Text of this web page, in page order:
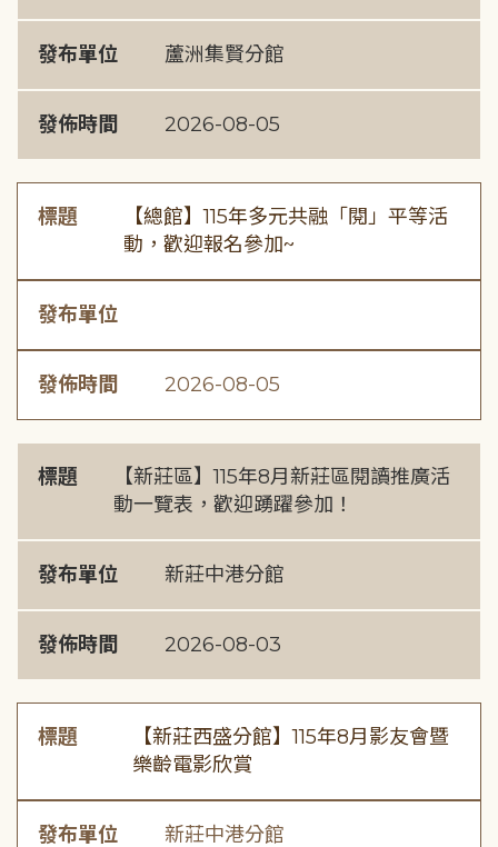
發布單位 蘆洲集賢分館
發佈時間 2026-08-05
標題
【總館】115年多元共融「閱」平等活
動，歡迎報名參加~
發布單位
發佈時間 2026-08-05
標題
【新莊區】115年8月新莊區閱讀推廣活
動一覽表，歡迎踴躍參加！
發布單位 新莊中港分館
發佈時間 2026-08-03
標題
【新莊西盛分館】115年8月影友會暨
樂齡電影欣賞
發布單位 新莊中港分館